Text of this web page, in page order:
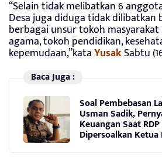
“Selain tidak melibatkan 6
Desa juga diduga tidak dilibatkan
berbagai unsur tokoh
agama, tokoh pendidikan,
kepemudaan,”kataYusakSabtu
Baca Juga :
Soal Pembebasan
Usman Sadik,
Keuangan Saat
Dipersoalkan Ketua